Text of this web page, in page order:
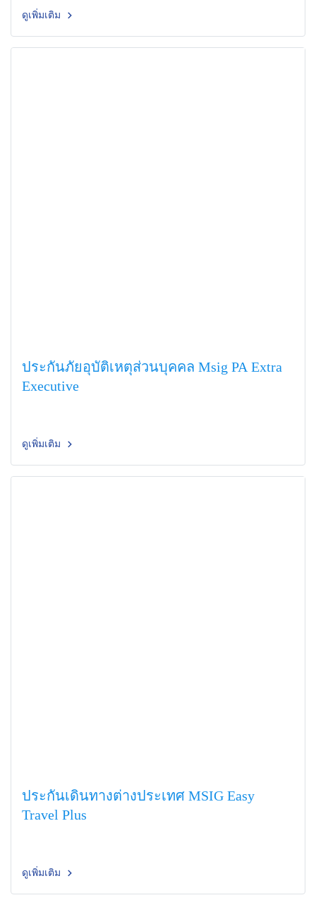
ดูเพิ่มเติม
ประกันภัยอุบัติเหตุส่วนบุคคล Msig PA Extra
Executive
ดูเพิ่มเติม
ประกันเดินทางต่างประเทศ MSIG Easy
Travel Plus
ดูเพิ่มเติม